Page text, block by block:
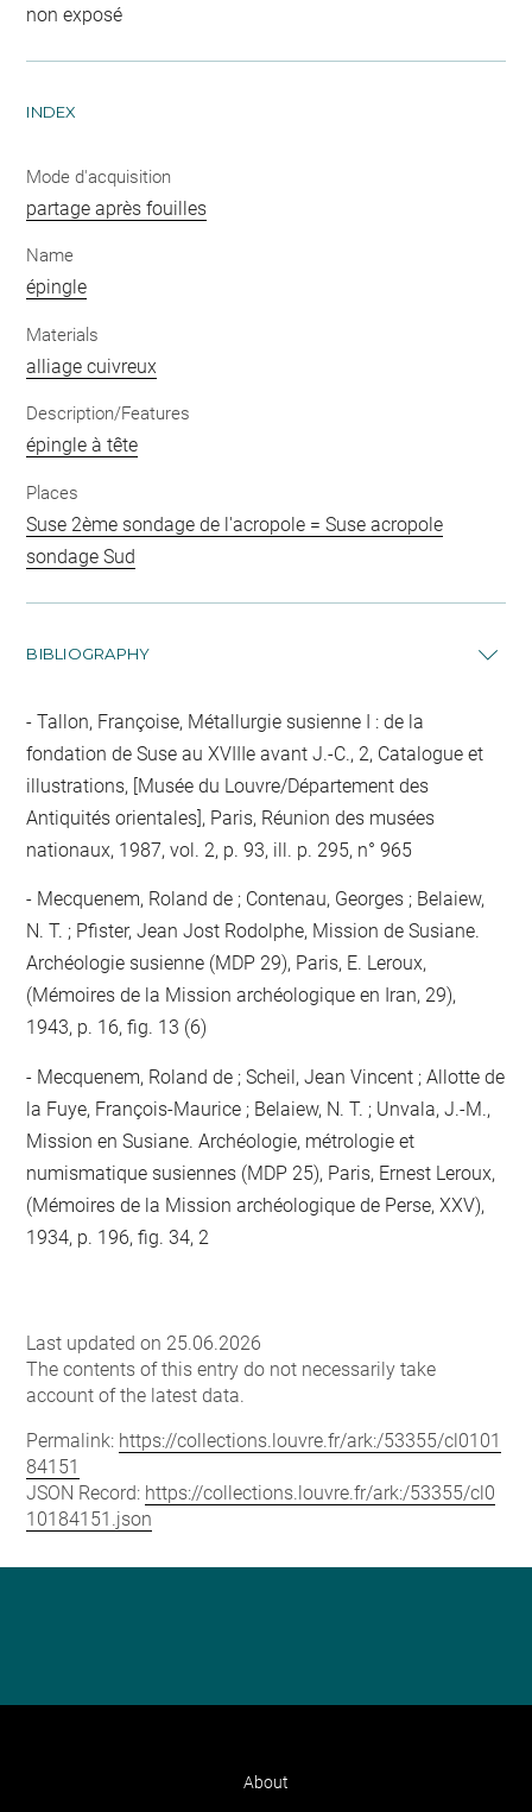
non exposé
INDEX
Mode d'acquisition
partage après fouilles
Name
épingle
Materials
alliage cuivreux
Description/Features
épingle à tête
Places
Suse 2ème sondage de l'acropole = Suse acropole
sondage Sud
BIBLIOGRAPHY
Tallon, Françoise, Métallurgie susienne I : de la
fondation de Suse au XVIIIe avant J.-C., 2, Catalogue et
illustrations, [Musée du Louvre/Département des
Antiquités orientales], Paris, Réunion des musées
nationaux, 1987, vol. 2, p. 93, ill. p. 295, n° 965
Mecquenem, Roland de ; Contenau, Georges ; Belaiew,
N. T. ; Pfister, Jean Jost Rodolphe, Mission de Susiane.
Archéologie susienne (MDP 29), Paris, E. Leroux,
(Mémoires de la Mission archéologique en Iran, 29),
1943, p. 16, fig. 13 (6)
Mecquenem, Roland de ; Scheil, Jean Vincent ; Allotte de
la Fuye, François-Maurice ; Belaiew, N. T. ; Unvala, J.-M.,
Mission en Susiane. Archéologie, métrologie et
numismatique susiennes (MDP 25), Paris, Ernest Leroux,
(Mémoires de la Mission archéologique de Perse, XXV),
1934, p. 196, fig. 34, 2
Last updated on 25.06.2026
The contents of this entry do not necessarily take
account of the latest data.
Permalink: https://collections.louvre.fr/ark:/53355/cl0101
84151
JSON Record: https://collections.louvre.fr/ark:/53355/cl0
10184151.json
About